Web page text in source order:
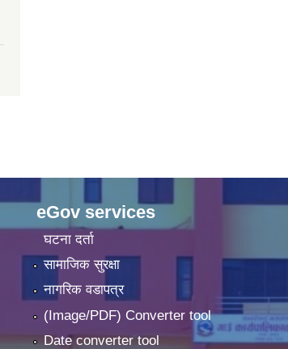
eGov services
घटना दर्ता
सामाजिक सुरक्षा
नागरिक वडापत्र
(Image/PDF) Converter tool
Date converter tool